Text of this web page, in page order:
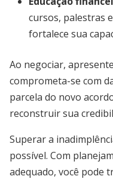
cursos, palestras
fortalece sua
Ao negociar,
comprometa-se com
parcela do novo
reconstruir sua
Superar a
possível. Com
adequado, você pode